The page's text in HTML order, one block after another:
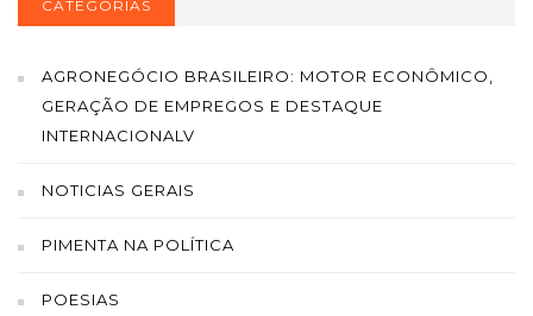
CATEGORIAS
AGRONEGÓCIO BRASILEIRO: MOTOR ECONÔMICO,
GERAÇÃO DE EMPREGOS E DESTAQUE
INTERNACIONALV
NOTICIAS GERAIS
PIMENTA NA POLÍTICA
POESIAS